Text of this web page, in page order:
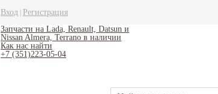
Вход Регистрация
Запчасти на Lada, Renault, Datsun и
Nissan Almera, Terrano в наличии
Как нас найти
+7 (351)223-05-04